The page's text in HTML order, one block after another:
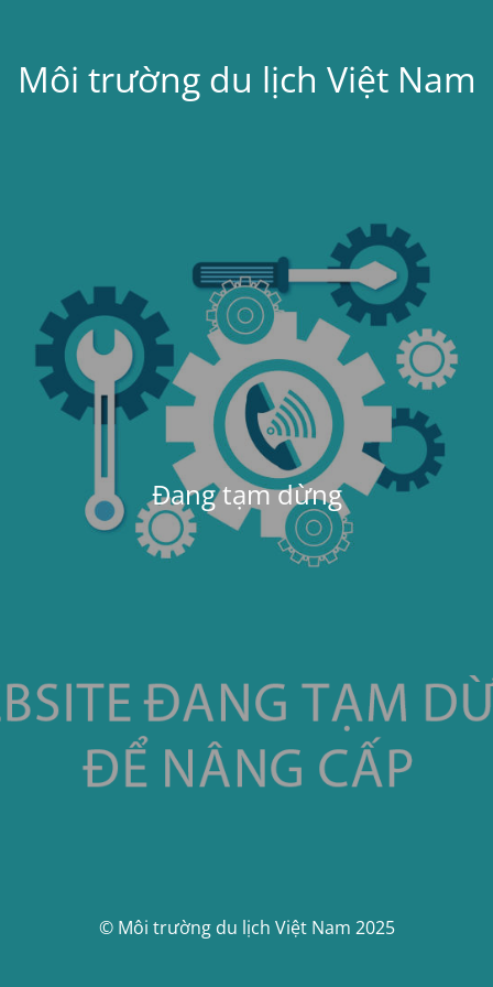
Môi trường du lịch Việt Nam
Đang tạm dừng
© Môi trường du lịch Việt Nam 2025